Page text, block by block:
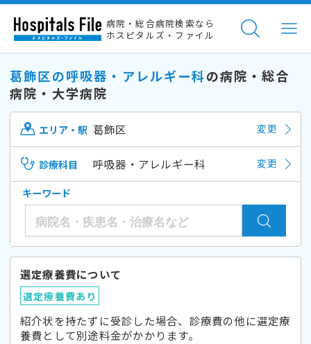
病院・総合病院検索なら
ホスピタルズ・ファイル
葛飾区の呼吸器・アレルギー科の病院・総合
病院・大学病院
エリア・駅 葛飾区 変更
診療科目 呼吸器・アレルギー科 変更
キーワード
選定療養費について
選定療養費あり
紹介状を持たずに受診した場合、診療費の他に選定療
養費として別途料金がかかります。